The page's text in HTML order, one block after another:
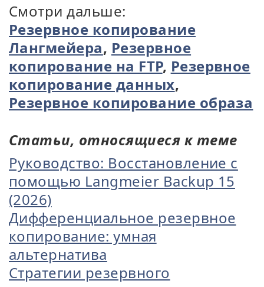
Смотри дальше:
Резервное копирование
Лангмейера, Резервное
копирование на FTP, Резервное
копирование данных,
Резервное копирование образа
Статьи, относящиеся к теме
Руководство: Восстановление с
помощью Langmeier Backup 15
(2026)
Дифференциальное резервное
копирование: умная
альтернатива
Стратегии резервного